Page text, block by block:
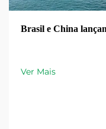
Brasil e China
Ver Mais